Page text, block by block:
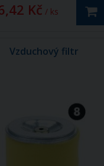
Kč / ks
Vzduchový filtr